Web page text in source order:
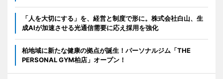
「人を大切にする」を、経営と制度で形に。株式会社白山、生
成AIが加速させる光通信需要に応え採用を強化
柏地域に新たな健康の拠点が誕生！パーソナルジム「THE
PERSONAL GYM柏店」オープン！